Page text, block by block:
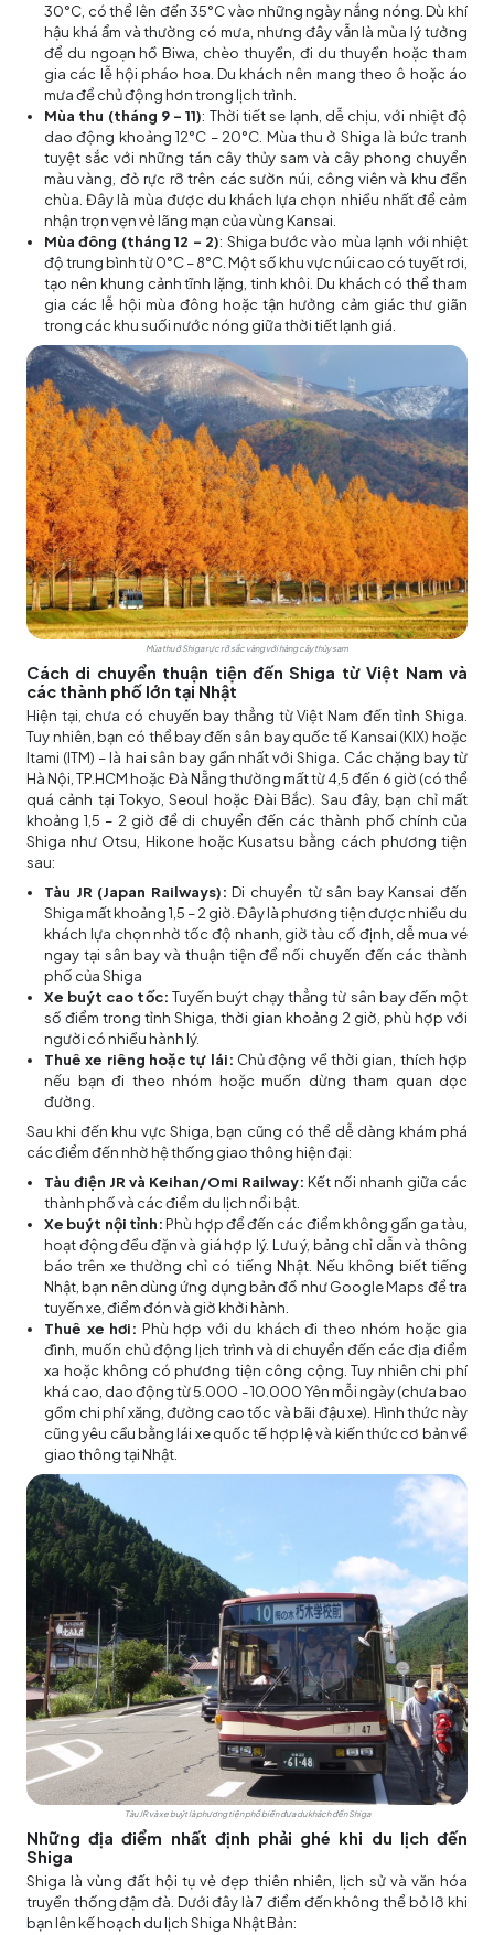
30°C, có thể lên đến 35°C vào những ngày nắng nóng. Dù khí
hậu khá ẩm và thường có mưa, nhưng đây vẫn là mùa lý tưởng
để du ngoạn hồ Biwa, chèo thuyền, đi du thuyền hoặc tham
gia các lễ hội pháo hoa. Du khách nên mang theo ô hoặc áo
mưa để chủ động hơn trong lịch trình.
Mùa thu (tháng 9 – 11): Thời tiết se lạnh, dễ chịu, với nhiệt độ
dao động khoảng 12°C – 20°C. Mùa thu ở Shiga là bức tranh
tuyệt sắc với những tán cây thủy sam và cây phong chuyển
màu vàng, đỏ rực rỡ trên các sườn núi, công viên và khu đền
chùa. Đây là mùa được du khách lựa chọn nhiều nhất để cảm
nhận trọn vẹn vẻ lãng mạn của vùng Kansai.
Mùa đông (tháng 12 – 2): Shiga bước vào mùa lạnh với nhiệt
độ trung bình từ 0°C – 8°C. Một số khu vực núi cao có tuyết rơi,
tạo nên khung cảnh tĩnh lặng, tinh khôi. Du khách có thể tham
gia các lễ hội mùa đông hoặc tận hưởng cảm giác thư giãn
trong các khu suối nước nóng giữa thời tiết lạnh giá.
Mùa thu ở Shiga rực rỡ sắc vàng với hàng cây thủy sam
Cách di chuyển thuận tiện đến Shiga từ Việt Nam và
các thành phố lớn tại Nhật
Hiện tại, chưa có chuyến bay thẳng từ Việt Nam đến tỉnh Shiga.
Tuy nhiên, bạn có thể bay đến sân bay quốc tế Kansai (KIX) hoặc
Itami (ITM) – là hai sân bay gần nhất với Shiga. Các chặng bay từ
Hà Nội, TP.HCM hoặc Đà Nẵng thường mất từ 4,5 đến 6 giờ (có thể
quá cảnh tại Tokyo, Seoul hoặc Đài Bắc). Sau đây, bạn chỉ mất
khoảng 1,5 – 2 giờ để di chuyển đến các thành phố chính của
Shiga như Otsu, Hikone hoặc Kusatsu bằng cách phương tiện
sau:
Tàu JR (Japan Railways): Di chuyển từ sân bay Kansai đến
Shiga mất khoảng 1,5 – 2 giờ. Đây là phương tiện được nhiều du
khách lựa chọn nhờ tốc độ nhanh, giờ tàu cố định, dễ mua vé
ngay tại sân bay và thuận tiện để nối chuyến đến các thành
phố của Shiga
Xe buýt cao tốc: Tuyến buýt chạy thẳng từ sân bay đến một
số điểm trong tỉnh Shiga, thời gian khoảng 2 giờ, phù hợp với
người có nhiều hành lý.
Thuê xe riêng hoặc tự lái: Chủ động về thời gian, thích hợp
nếu bạn đi theo nhóm hoặc muốn dừng tham quan dọc
đường.
Sau khi đến khu vực Shiga, bạn cũng có thể dễ dàng khám phá
các điểm đến nhờ hệ thống giao thông hiện đại:
Tàu điện JR và Keihan/Omi Railway: Kết nối nhanh giữa các
thành phố và các điểm du lịch nổi bật.
Xe buýt nội tỉnh:Phù hợp để đến các điểm không gần ga tàu,
hoạt động đều đặn và giá hợp lý. Lưu ý, bảng chỉ dẫn và thông
báo trên xe thường chỉ có tiếng Nhật. Nếu không biết tiếng
Nhật, bạn nên dùng ứng dụng bản đồ như Google Maps để tra
tuyến xe, điểm đón và giờ khởi hành.
Thuê xe hơi: Phù hợp với du khách đi theo nhóm hoặc gia
đình, muốn chủ động lịch trình và di chuyển đến các địa điểm
xa hoặc không có phương tiện công cộng. Tuy nhiên chi phí
khá cao, dao động từ 5.000 - 10.000 Yên mỗi ngày (chưa bao
gồm chi phí xăng, đường cao tốc và bãi đậu xe). Hình thức này
cũng yêu cầu bằng lái xe quốc tế hợp lệ và kiến thức cơ bản về
giao thông tại Nhật.
Tàu JR và xe buýt là phương tiện phổ biến đưa du khách đến Shiga
Những địa điểm nhất định phải ghé khi du lịch đến
Shiga
Shiga là vùng đất hội tụ vẻ đẹp thiên nhiên, lịch sử và văn hóa
truyền thống đậm đà. Dưới đây là 7 điểm đến không thể bỏ lỡ khi
bạn lên kế hoạch du lịch Shiga Nhật Bản: